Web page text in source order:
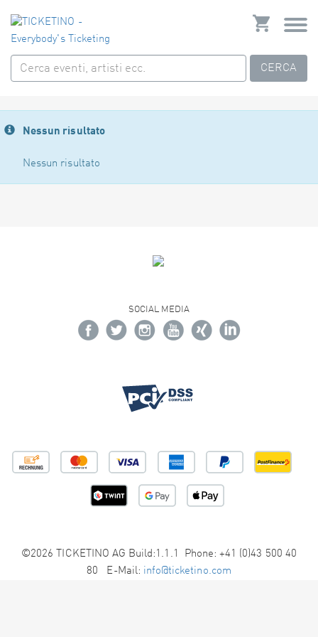
CERCA
Nessun risultato
Nessun risultato
SOCIAL MEDIA
©2026 TICKETINO AG Build:1.1.1 Phone: +41 (0)43 500 40
80 E-Mail: info@ticketino.com